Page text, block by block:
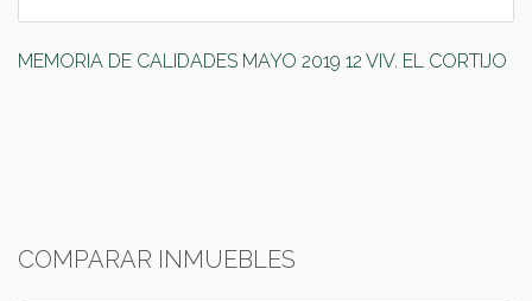
MEMORIA DE CALIDADES MAYO 2019 12 VIV. EL CORTIJO
COMPARAR INMUEBLES